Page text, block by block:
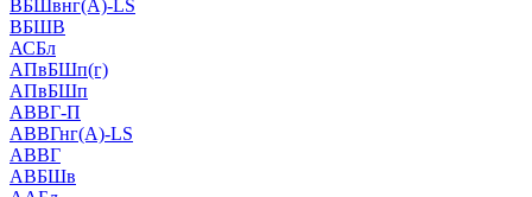
ВБШвнг(А)-LS
ВБШВ
АСБл
АПвБШп(г)
АПвБШп
АВВГ-П
АВВГнг(А)-LS
АВВГ
АВБШв